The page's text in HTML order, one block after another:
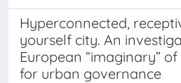
Hyperconnected,
yourself city. An
European “imaginary”
for urban governance